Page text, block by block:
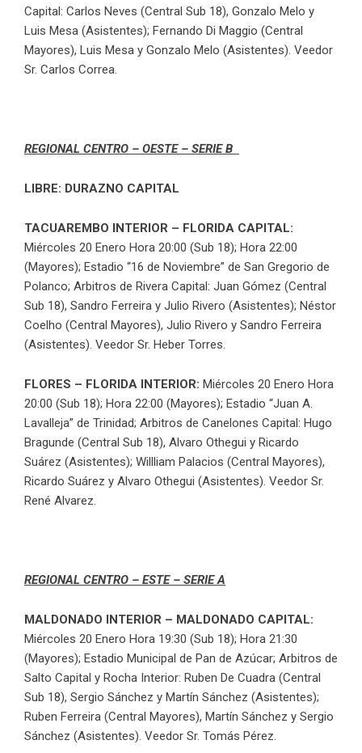
Capital: Carlos Neves (Central Sub 18), Gonzalo Melo y
Luis Mesa (Asistentes); Fernando Di Maggio (Central
Mayores), Luis Mesa y Gonzalo Melo (Asistentes). Veedor
Sr. Carlos Correa.
REGIONAL CENTRO – OESTE – SERIE B
LIBRE: DURAZNO CAPITAL
TACUAREMBO INTERIOR – FLORIDA CAPITAL:
Miércoles 20 Enero Hora 20:00 (Sub 18); Hora 22:00
(Mayores); Estadio “16 de Noviembre” de San Gregorio de
Polanco; Arbitros de Rivera Capital: Juan Gómez (Central
Sub 18), Sandro Ferreira y Julio Rivero (Asistentes); Néstor
Coelho (Central Mayores), Julio Rivero y Sandro Ferreira
(Asistentes). Veedor Sr. Heber Torres.
FLORES – FLORIDA INTERIOR: Miércoles 20 Enero Hora
20:00 (Sub 18); Hora 22:00 (Mayores); Estadio “Juan A.
Lavalleja” de Trinidad; Arbitros de Canelones Capital: Hugo
Bragunde (Central Sub 18), Alvaro Othegui y Ricardo
Suárez (Asistentes); Willliam Palacios (Central Mayores),
Ricardo Suárez y Alvaro Othegui (Asistentes). Veedor Sr.
René Alvarez.
REGIONAL CENTRO – ESTE – SERIE A
MALDONADO INTERIOR – MALDONADO CAPITAL:
Miércoles 20 Enero Hora 19:30 (Sub 18); Hora 21:30
(Mayores); Estadio Municipal de Pan de Azúcar; Arbitros de
Salto Capital y Rocha Interior: Ruben De Cuadra (Central
Sub 18), Sergio Sánchez y Martín Sánchez (Asistentes);
Ruben Ferreira (Central Mayores), Martín Sánchez y Sergio
Sánchez (Asistentes). Veedor Sr. Tomás Pérez.